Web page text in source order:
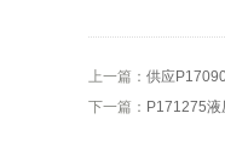
上一篇： 供应
下一篇： P171275